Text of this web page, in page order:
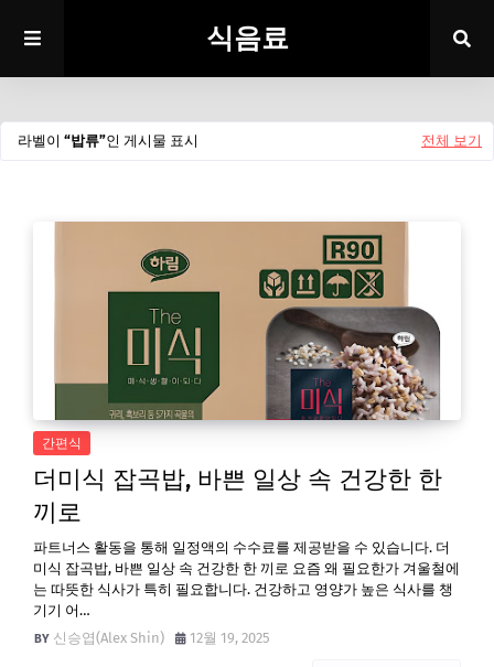
식음료
라벨이 밥류 인 게시물 표시 전체 보기
간편식
더미식 잡곡밥, 바쁜 일상 속 건강한 한
끼로
파트너스 활동을 통해 일정액의 수수료를 제공받을 수 있습니다. 더
미식 잡곡밥, 바쁜 일상 속 건강한 한 끼로 요즘 왜 필요한가 겨울철에
는 따뜻한 식사가 특히 필요합니다. 건강하고 영양가 높은 식사를 챙
기기 어…
신승엽(Alex Shin)
12월 19, 2025